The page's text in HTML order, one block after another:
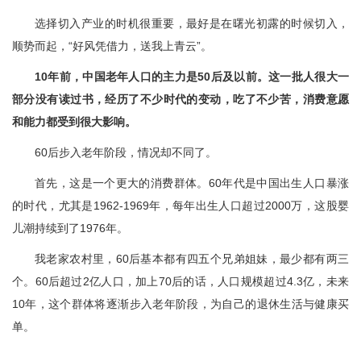
选择切入产业的时机很重要，最好是在曙光初露的时候切入，
顺势而起，“好风凭借力，送我上青云”。
10年前，中国老年人口的主力是50后及以前。这一批人很大一
部分没有读过书，经历了不少时代的变动，吃了不少苦，消费意愿
和能力都受到很大影响。
60后步入老年阶段，情况却不同了。
首先，这是一个更大的消费群体。60年代是中国出生人口暴涨
的时代，尤其是1962-1969年，每年出生人口超过2000万，这股婴
儿潮持续到了1976年。
我老家农村里，60后基本都有四五个兄弟姐妹，最少都有两三
个。60后超过2亿人口，加上70后的话，人口规模超过4.3亿，未来
10年，这个群体将逐渐步入老年阶段，为自己的退休生活与健康买
单。